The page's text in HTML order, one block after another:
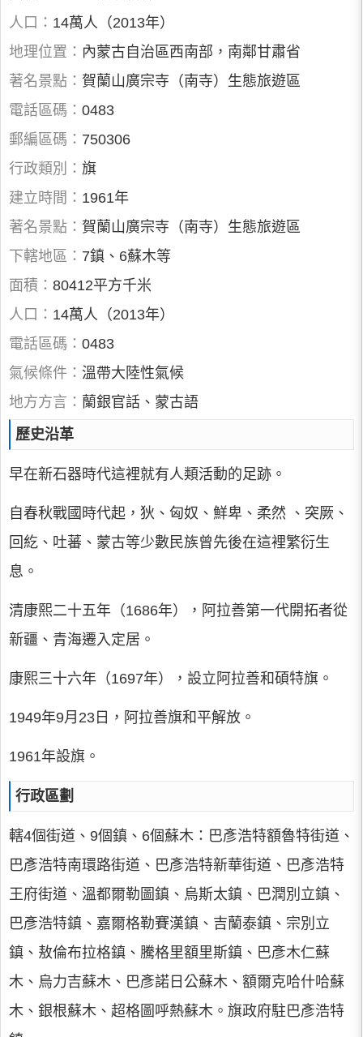
人口： 14萬人（2013年）
地理位置： 內蒙古自治區西南部，南鄰甘肅省
著名景點： 賀蘭山廣宗寺（南寺）生態旅遊區
電話區碼： 0483
郵編區碼： 750306
行政類別： 旗
建立時間： 1961年
著名景點： 賀蘭山廣宗寺（南寺）生態旅遊區
下轄地區： 7鎮、6蘇木等
面積： 80412平方千米
人口： 14萬人（2013年）
電話區碼： 0483
氣候條件： 溫帶大陸性氣候
地方方言： 蘭銀官話、蒙古語
歷史沿革
早在新石器時代這裡就有人類活動的足跡。
自春秋戰國時代起，狄、匈奴、鮮卑、柔然 、突厥、
回紇、吐蕃、蒙古等少數民族曾先後在這裡繁衍生
息。
清康熙二十五年（1686年），阿拉善第一代開拓者從
新疆、青海遷入定居。
康熙三十六年（1697年），設立阿拉善和碩特旗。
1949年9月23日，阿拉善旗和平解放。
1961年設旗。
行政區劃
轄4個街道、9個鎮、6個蘇木：巴彥浩特額魯特街道、
巴彥浩特南環路街道、巴彥浩特新華街道、巴彥浩特
王府街道、溫都爾勒圖鎮、烏斯太鎮、巴潤別立鎮、
巴彥浩特鎮、嘉爾格勒賽漢鎮、吉蘭泰鎮、宗別立
鎮、敖倫布拉格鎮、騰格里額里斯鎮、巴彥木仁蘇
木、烏力吉蘇木、巴彥諾日公蘇木、額爾克哈什哈蘇
木、銀根蘇木、超格圖呼熱蘇木。旗政府駐巴彥浩特